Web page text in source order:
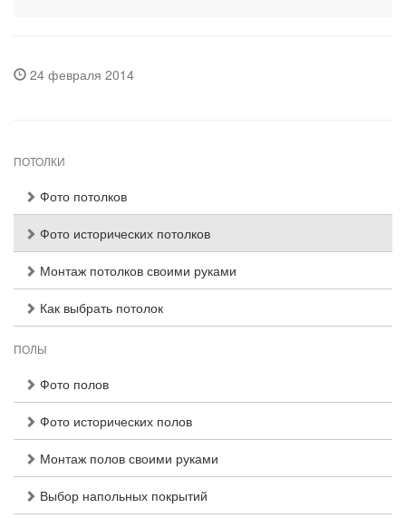
24 февраля 2014
ПОТОЛКИ
Фото потолков
Фото исторических потолков
Монтаж потолков своими руками
Как выбрать потолок
ПОЛЫ
Фото полов
Фото исторических полов
Монтаж полов своими руками
Выбор напольных покрытий